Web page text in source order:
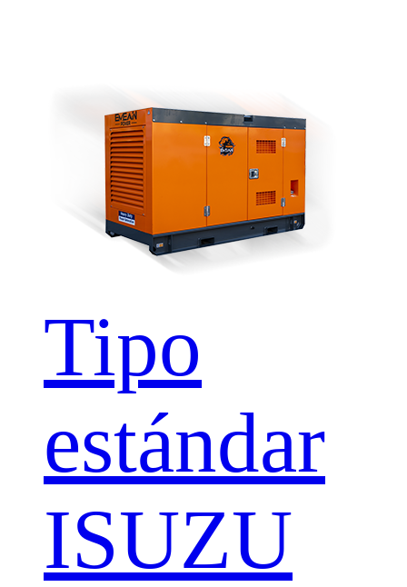
Tipo
estándar
ISUZU